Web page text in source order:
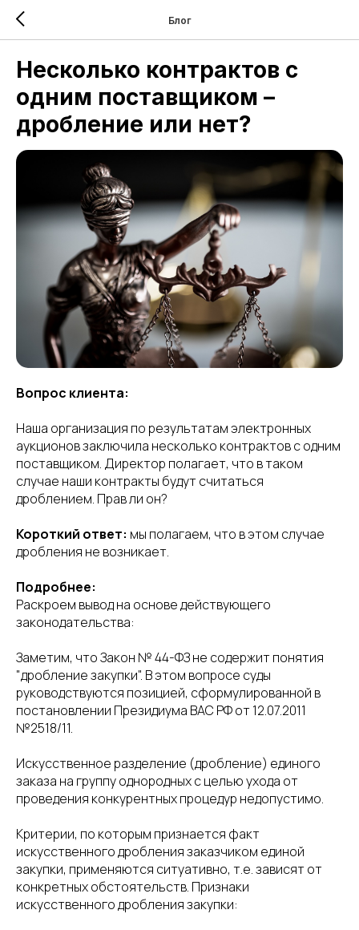
Блог
Несколько контрактов с
одним поставщиком –
дробление или нет?
Вопрос клиента:
Наша организация по результатам электронных
аукционов заключила несколько контрактов с одним
поставщиком. Директор полагает, что в таком
случае наши контракты будут считаться
дроблением. Прав ли он?
Короткий ответ: мы полагаем, что в этом случае
дробления не возникает.
Подробнее:
Раскроем вывод на основе действующего
законодательства:
Заметим, что Закон № 44-ФЗ не содержит понятия
"дробление закупки". В этом вопросе суды
руководствуются позицией, сформулированной в
постановлении Президиума ВАС РФ от 12.07.2011
№2518/11.
Искусственное разделение (дробление) единого
заказа на группу однородных с целью ухода от
проведения конкурентных процедур недопустимо.
Критерии, по которым признается факт
искусственного дробления заказчиком единой
закупки, применяются ситуативно, т.е. зависят от
конкретных обстоятельств. Признаки
искусственного дробления закупки: